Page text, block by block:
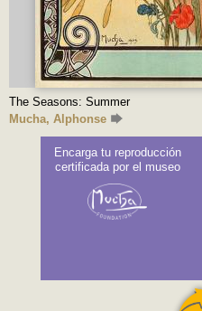
The Seasons: Summer
Mucha, Alphonse
Encarga tu reproducción
certificada por el museo